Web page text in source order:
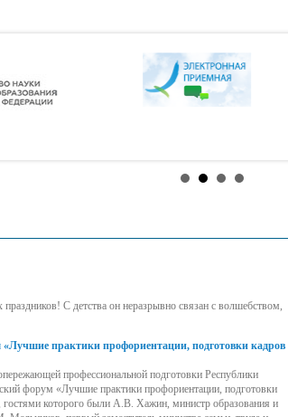
ПП РФ 555 Целевое
обучение
господдержкой
С детства он неразрывно связан с волшебством,
практики профориентации, подготовки кадров
профессиональной подготовки Республики
форум «Лучшие практики профориентации, подготовки
гостями которого были А.В. Хажин, министр образования и